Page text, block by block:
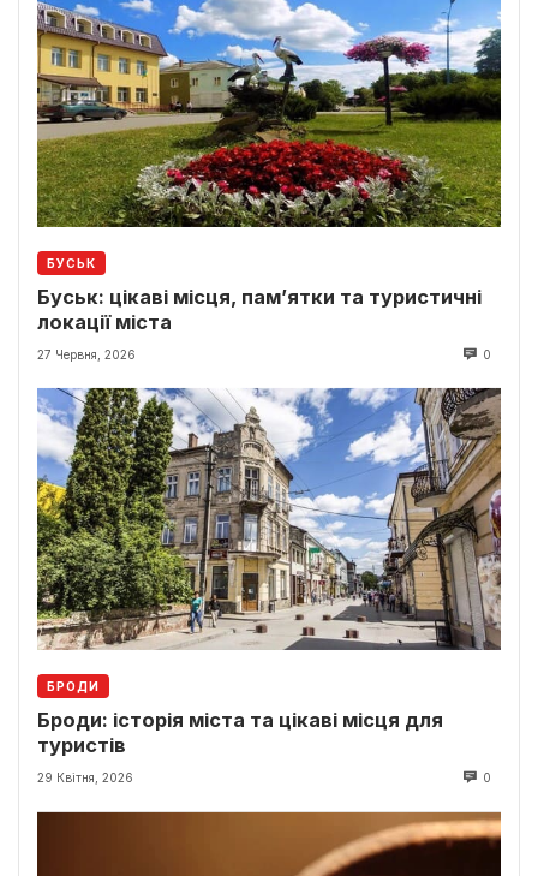
БУСЬК
Буськ: цікаві місця, пам’ятки та туристичні
локації міста
27 Червня, 2026 0
БРОДИ
Броди: історія міста та цікаві місця для
туристів
29 Квітня, 2026 0